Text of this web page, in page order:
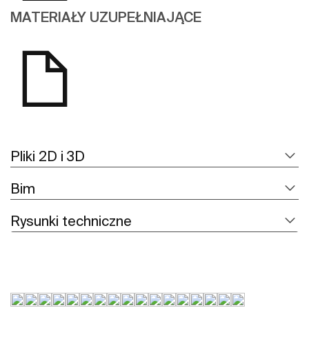
MATERIAŁY UZUPEŁNIAJĄCE
Pliki 2D i 3D
Bim
Rysunki techniczne